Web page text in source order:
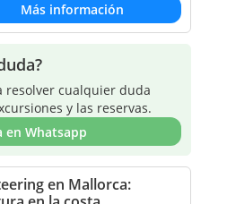
Más información
resolver cualquier duda
y las reservas.
en Whatsapp
en Mallorca: